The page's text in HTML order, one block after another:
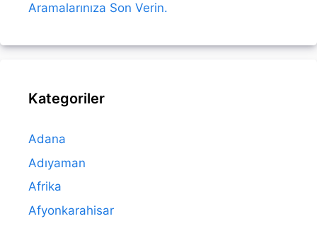
Aramalarınıza Son Verin.
Kategoriler
Adana
Adıyaman
Afrika
Afyonkarahisar